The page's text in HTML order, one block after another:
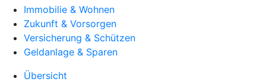
Immobilie & Wohnen
Zukunft & Vorsorgen
Versicherung & Schützen
Geldanlage & Sparen
Übersicht